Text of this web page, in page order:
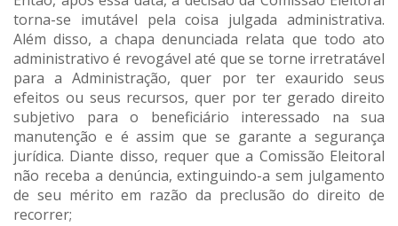
torna-se imutável pela coisa julgada administrativa.
Além disso, a chapa denunciada relata que todo ato
administrativo é revogável até que se torne irretratável
para a Administração, quer por ter exaurido seus
efeitos ou seus recursos, quer por ter gerado direito
subjetivo para o beneficiário interessado na sua
manutenção e é assim que se garante a segurança
jurídica. Diante disso, requer que a Comissão Eleitoral
não receba a denúncia, extinguindo-a sem julgamento
de seu mérito em razão da preclusão do direito de
recorrer;